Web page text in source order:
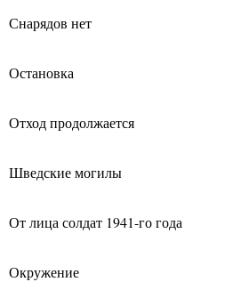
Снарядов нет
Остановка
Отход продолжается
Шведские могилы
От лица солдат 1941-го года
Окружение